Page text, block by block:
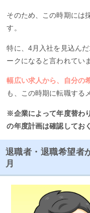
そのため、この時期には
す。
特に、4月入社を見込ん
ークになると言われてい
幅広い求人から、自分の
も、この時期に転職する
※企業によって年度替わ
の年度計画は確認してお
退職者・退職希望者
月